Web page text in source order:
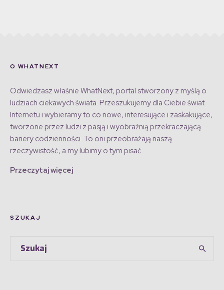
O WHATNEXT
Odwiedzasz właśnie WhatNext, portal stworzony z myślą o
ludziach ciekawych świata. Przeszukujemy dla Ciebie świat
Internetu i wybieramy to co nowe, interesujące i zaskakujące,
tworzone przez ludzi z pasją i wyobraźnią przekraczającą
bariery codzienności. To oni przeobrażają naszą
rzeczywistość, a my lubimy o tym pisać.
Przeczytaj więcej
SZUKAJ